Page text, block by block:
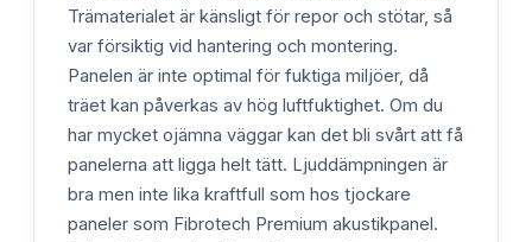
Trämaterialet är känsligt för repor och stötar, så
var försiktig vid hantering och montering.
Panelen är inte optimal för fuktiga miljöer, då
träet kan påverkas av hög luftfuktighet. Om du
har mycket ojämna väggar kan det bli svårt att få
panelerna att ligga helt tätt. Ljuddämpningen är
bra men inte lika kraftfull som hos tjockare
paneler som Fibrotech Premium akustikpanel.